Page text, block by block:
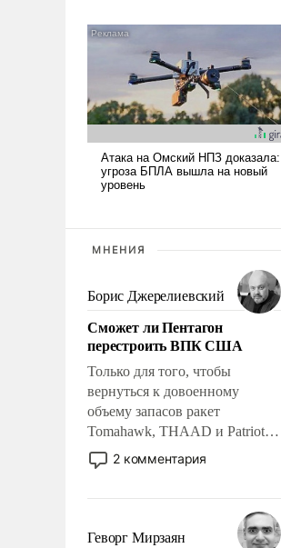
МНЕНИЯ
Борис Джерелиевский
Сможет ли Пентагон
перестроить ВПК США
Только для того, чтобы
вернуться к довоенному
объему запасов ракет
Tomahawk, THAAD и Patriot
США потребуется более трех
лет. Даже небольшая война с
Сложившаяся ситуация
2 комментария
Геворг Мирзаян